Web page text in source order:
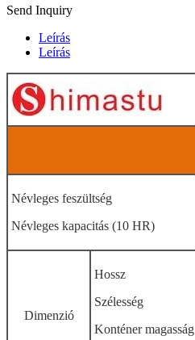
Send Inquiry
Leírás
Leírás
Névleges feszültség
Névleges kapacitás (10 HR)
Dimenzió
Hossz
Szélesség
Konténer magasság